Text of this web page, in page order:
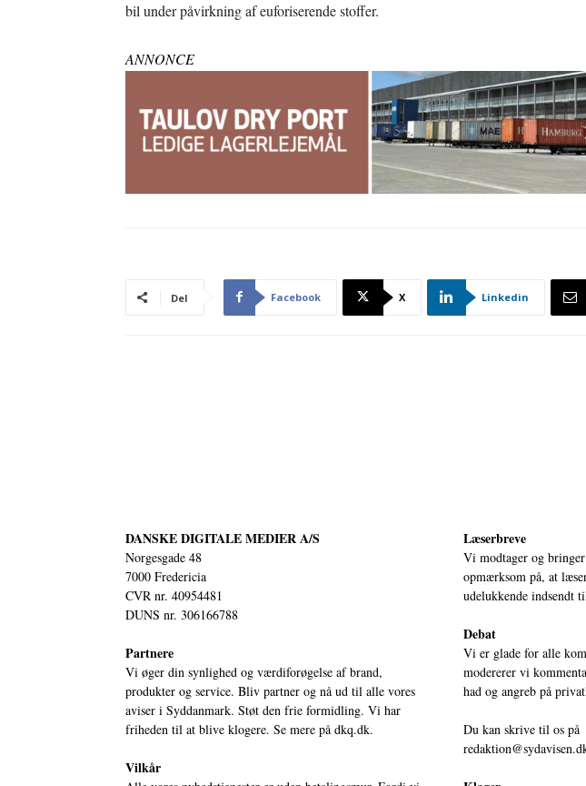
bil under påvirkning af euforiserende stoffer.
ANNONCE
Del Facebook X Linkedin
DANSKE DIGITALE MEDIER A/S
Norgesgade 48
7000 Fredericia
CVR nr. 40954481
DUNS nr. 306166788
Partnere
Vi øger din synlighed og værdiforøgelse af brand,
produkter og service. Bliv partner og nå ud til alle vores
aviser i Syddanmark. Støt den frie formidling. Vi har
friheden til at blive klogere. Se mere på dkq.dk.
Vilkår
Læserbreve
Vi modtager og
opmærksom på, at
udelukkende indsendt
Debat
Vi er glade for alle
modererer vi
had og angreb på
Du kan skrive til os på